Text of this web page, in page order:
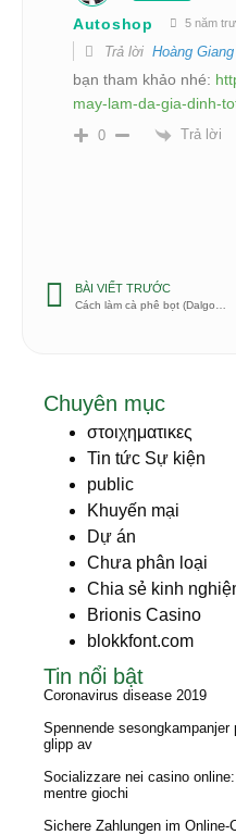
Autoshop 5 năm
Trả lời Hoàng Giang
bạn tham khảo nhé:
may-lam-da-gia-dinh-
0 Trả lời
BÀI VIẾT TRƯỚC
Chuyên mục
στοιχηματικες
Tin tức Sự kiện
public
Khuyến mại
Dự án
Chưa phân loại
Chia sẻ kinh
Brionis Casino
blokkfont.com
Tin nổi bật
Coronavirus disease 2019
Spennende
glipp av
Socializzare nei casino
mentre giochi
Sichere Zahlungen im